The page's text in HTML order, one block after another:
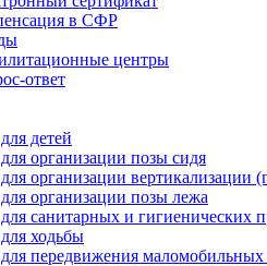
в СФР
центры
ответ
детей
организации позы сидя
организации вертикализации
организации позы лежа
санитарных и гигиенических
ходьбы
передвижения маломобильных